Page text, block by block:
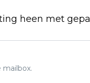
heen met